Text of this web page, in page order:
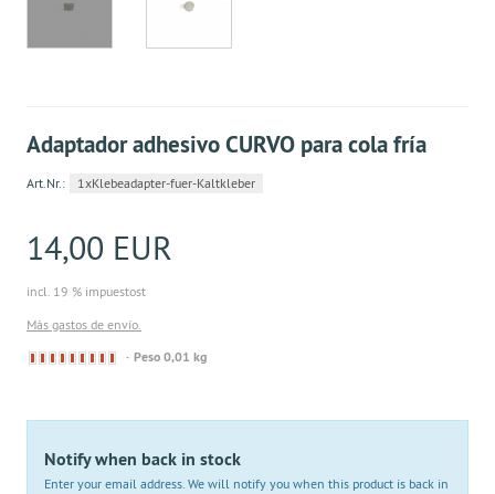
Adaptador adhesivo CURVO para cola fría
Art.Nr.: 1xKlebeadapter-fuer-Kaltkleber
14,00 EUR
incl. 19 % impuestost
Más gastos de envío.
Derzeit
Peso 0,01 kg
Notify when back in stock
Enter your email address. We will notify you when this product is back in